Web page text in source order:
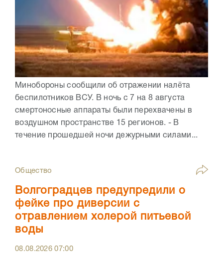
Минобороны сообщили об отражении налёта
беспилотников ВСУ. В ночь с 7 на 8 августа
смертоносные аппараты были перехвачены в
воздушном пространстве 15 регионов. - В
течение прошедшей ночи дежурными силами...
Общество
Волгоградцев предупредили о
фейке про диверсии с
отравлением холерой питьевой
воды
08.08.202607:00